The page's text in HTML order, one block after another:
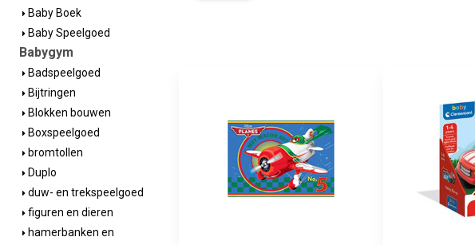
Baby Boek
Baby Speelgoed
Babygym
Badspeelgoed
Bijtringen
Blokken bouwen
Boxspeelgoed
bromtollen
Duplo
duw- en trekspeelgoed
figuren en dieren
hamerbanken en